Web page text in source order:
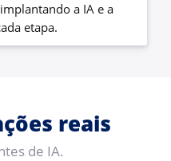
a IA e a
etapa.
reais
de IA.